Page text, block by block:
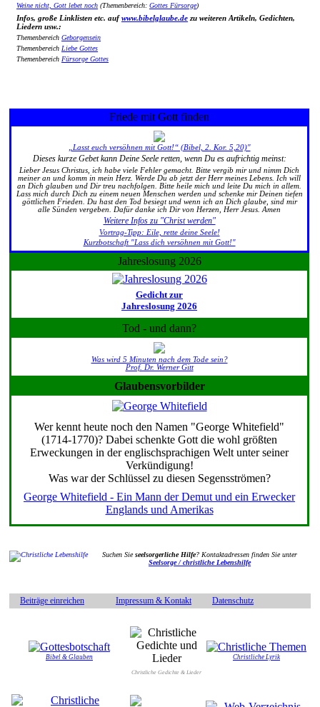
Weine nicht, Gott lebet noch (Themenbereich: Gottes Fürsorge)
Infos, große Linklisten etc. aufwww.bibelglaube.de zu weiteren Artikeln, Gedichten,
Liedern usw.:
Themenbereich Geborgensein
Themenbereich Liebe Gottes
Themenbereich Fürsorge Gottes
Friede mit Gott finden
„Lasst euch versöhnen mit Gott!“ (Bibel, 2. Kor. 5,20)"
Dieses kurze Gebet kann Deine Seele retten, wenn Du es aufrichtig meinst:
Lieber Jesus Christus, ich habe viele Fehler gemacht. Bitte vergib mir und nimm Dich
meiner an und komm in mein Herz. Werde Du ab jetzt der Herr meines Lebens. Ich will
an Dich glauben und Dir treu nachfolgen. Bitte heile mich und leite Du mich in allem.
Lass mich durch Dich zu einem neuen Menschen werden und schenke mir Deinen tiefen
göttlichen Frieden. Du hast den Tod besiegt und wenn ich an Dich glaube, sind mir
alle Sünden vergeben. Dafür danke ich Dir von Herzen, Herr Jesus. Amen
Weitere Infos zu "Christ werden"
Vortrag-Tipp: Eile, rette deine Seele!
Kurzbotschaft "Lass dich versöhnen mit Gott!"
Jahreslosung 2026
Gedicht zur
Jahreslosung 2026
Tod - und dann?
Was wird 5 Minuten nach dem Tode sein?
Prof. Dr. Werner Gitt
Glaubensvorbilder
Wer kennt heute noch den Namen "George Whitefield"
(1714-1770)? Dabei schenkte Gott die wohl größten
Erweckungen in der englischsprachigen Welt unter seiner
Verkündigung!
Was war der Schlüssel zu diesen Segensströmen?
George Whitefield - Ein Mann der Demut und ein Erwecker
Englands und Amerikas
Suchen Sieseelsorgerliche Hilfe? Kontaktadressen finden Sie unter
Seelsorge / christliche Lebenshilfe
Beiträge einreichen Impressum & Kontakt Datenschutz
Bibel & Glauben
Christliche Gedichte & Lieder
Christliche Lyrik